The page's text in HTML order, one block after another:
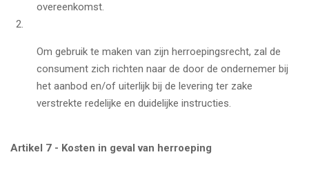
overeenkomst.
Om gebruik te maken van zijn herroepingsrecht, zal de
consument zich richten naar de door de ondernemer bij
het aanbod en/of uiterlijk bij de levering ter zake
verstrekte redelijke en duidelijke instructies.
Artikel 7 - Kosten in geval van herroeping